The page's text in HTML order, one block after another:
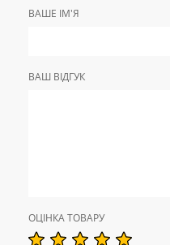
ВАШЕ ІМ'Я
ВАШ ВІДГУК
ОЦІНКА ТОВАРУ